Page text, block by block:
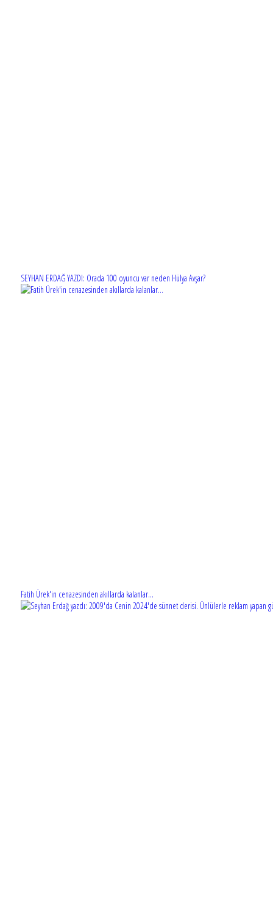
SEYHAN ERDAĞ YAZDI: Orada 100 oyuncu var neden Hülya Avşar?
Fatih Ürek'in cenazesinden akıllarda kalanlar...